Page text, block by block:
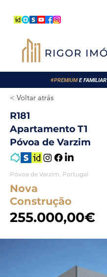
#PREMIUME FAMILIAR
< Voltar atrás
R181
Apartamento T1
Póvoa de Varzim
Póvoa de Varzim, Portugal
Nova
Construção
255.000,00€